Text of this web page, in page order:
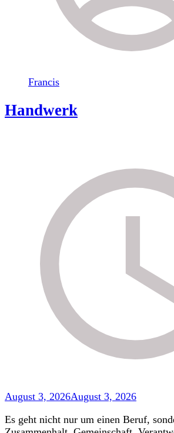
Francis
Handwerk
August 3, 2026August 3, 2026
Es geht nicht nur um einen Beruf,